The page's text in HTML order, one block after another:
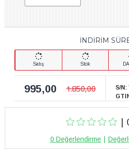
0 Değerlendirme
İNDİRİM
Satış Stok
995,00 1.850,00 S/N: